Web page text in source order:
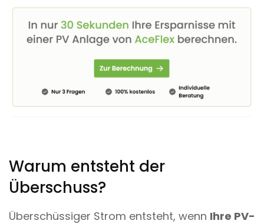
Warum entsteht der
Überschuss?
Überschüssiger Strom entsteht, wenn Ihre PV-